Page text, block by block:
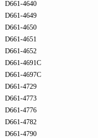
D661-4640
D661-4649
D661-4650
D661-4651
D661-4652
D661-4691C
D661-4697C
D661-4729
D661-4773
D661-4776
D661-4782
D661-4790